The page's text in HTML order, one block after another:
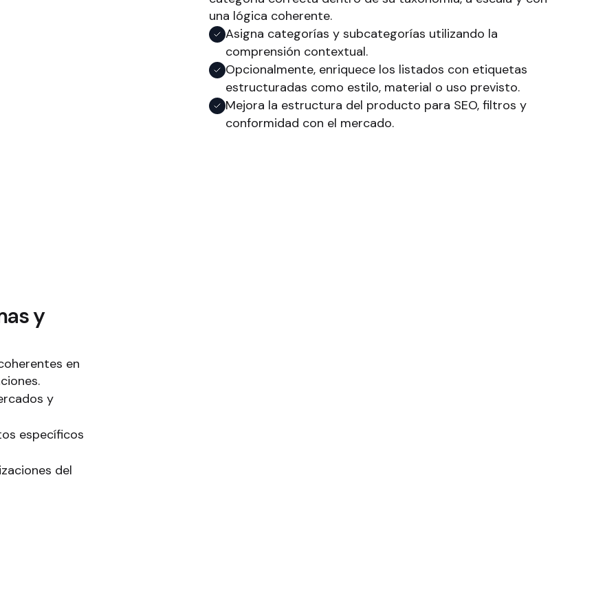
una lógica coherente.
Asigna categorías y subcategorías utilizando la
comprensión contextual.
Opcionalmente, enriquece los listados con etiquetas
estructuradas como estilo, material o uso previsto.
Mejora la estructura del producto para SEO, filtros y
conformidad con el mercado.
y
en
y
específicos
del